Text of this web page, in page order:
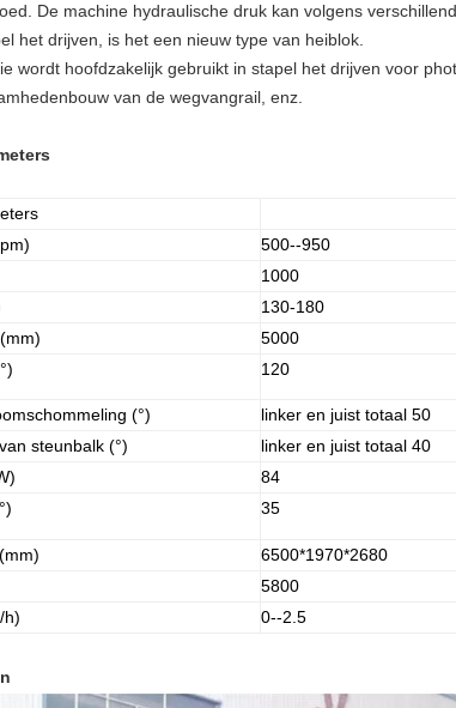
De machine hydraulische druk kan volgens
het drijven, is het een nieuw type van heiblok.
wordt hoofdzakelijk gebruikt in stapel het drijven voor
van de wegvangrail, enz.
500--950
1000
130-180
5000
120
(°)
linker en juist totaal 50
steunbalk (°)
linker en juist totaal 40
84
35
6500*1970*2680
5800
h)
0--2.5